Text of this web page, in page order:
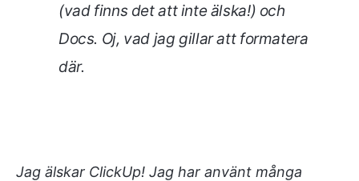
(vad finns det att inte älska!) och
Docs. Oj, vad jag gillar att formatera
där.
Jag älskar ClickUp! Jag har använt många